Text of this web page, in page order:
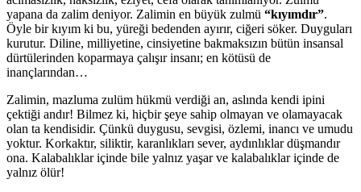
yapana da zalim deniyor. Zalimin en büyük zulmü “kıyımdır”.
Öyle bir kıyım ki bu, yüreği bedenden ayırır, ciğeri söker. Duyguları
kurutur. Diline, milliyetine, cinsiyetine bakmaksızın bütün insansal
dürtülerinden koparmaya çalışır insanı; en kötüsü de
inançlarından…
Zalimin, mazluma zulüm hükmü verdiği an, aslında kendi ipini
çektiği andır! Bilmez ki, hiçbir şeye sahip olmayan ve olamayacak
olan ta kendisidir. Çünkü duygusu, sevgisi, özlemi, inancı ve umudu
yoktur. Korkaktır, siliktir, karanlıkları sever, aydınlıklar düşmandır
ona. Kalabalıklar içinde bile yalnız yaşar ve kalabalıklar içinde de
yalnız ölür!